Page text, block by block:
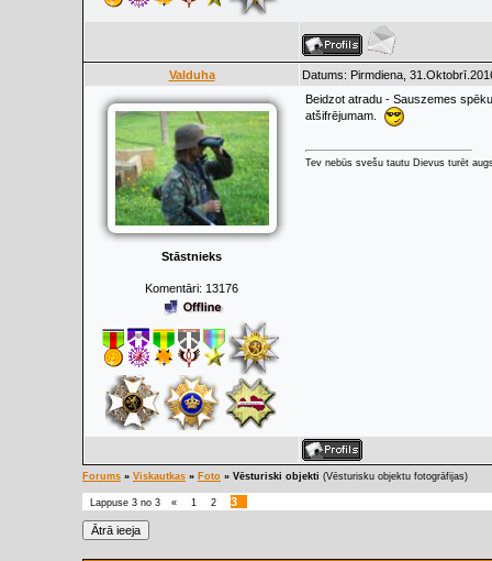
Valduha Datums: Pirmdiena,
Stāstnieks
Komentāri: 13176
Beidzot atradu - Sauszemes
atšifrējumam.
Tev nebūs svešu tautu Dievus turēt
Forums » Viskautkas » Foto » Vēsturiski objekti (Vēsturisku objektu fotogrāfijas)
Lappuse 3 no 3 « 1 2 3